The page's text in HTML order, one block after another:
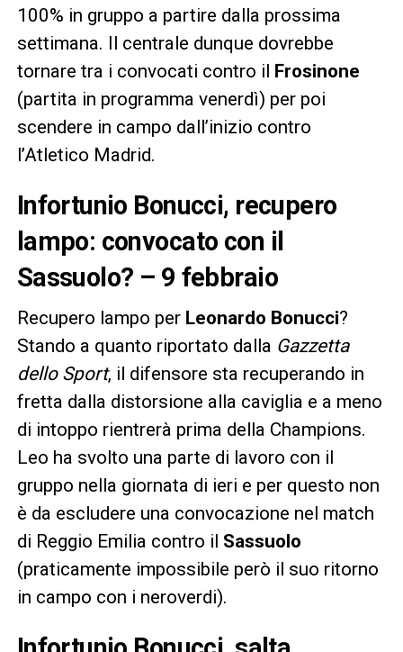
100% in gruppo a partire dalla prossima
settimana. Il centrale dunque dovrebbe
tornare tra i convocati contro il
Frosinone
(partita in programma venerdì) per poi
scendere in campo dall’inizio contro
l’Atletico Madrid.
Infortunio Bonucci, recupero
lampo: convocato con il
Sassuolo? – 9 febbraio
Recupero lampo per Leonardo Bonucci?
Stando a quanto riportato dalla Gazzetta
dello Sport, il difensore sta recuperando in
fretta dalla distorsione alla caviglia e a meno
di intoppo rientrerà prima della Champions.
Leo ha svolto una parte di lavoro con il
gruppo nella giornata di ieri e per questo non
è da escludere una convocazione nel match
di Reggio Emilia contro il Sassuolo
(praticamente impossibile però il suo ritorno
in campo con i neroverdi).